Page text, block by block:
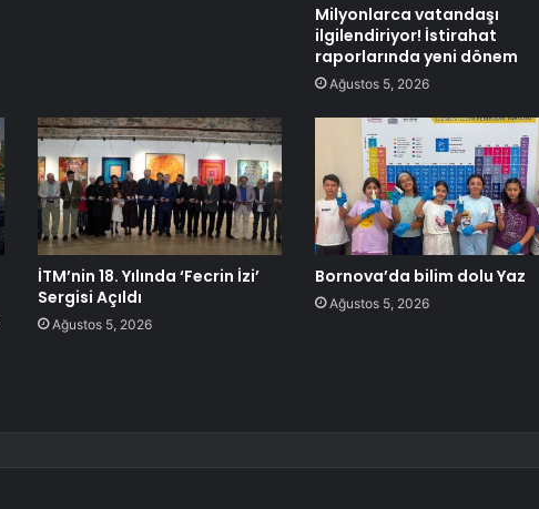
Milyonlarca vatandaşı
ilgilendiriyor! İstirahat
raporlarında yeni dönem
Ağustos 5, 2026
İTM’nin 18. Yılında ‘Fecrin İzi’
Sergisi Açıldı
Ağustos 5, 2026
Bornova’da bilim dolu Yaz
Ağustos 5, 2026